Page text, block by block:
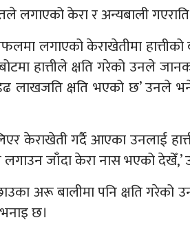
लगाएको केरा र अन्यबाली गएराति
लगाएको केराखेतीमा
हात्तीले क्षति गरेको उनले
लाखजति क्षति भएको छ’ उनले
केराखेती गर्दै आएका उनलाई
लगाउन जाँदा केरा नास भएको
अरू बालीमा पनि क्षति गरेको
छ।